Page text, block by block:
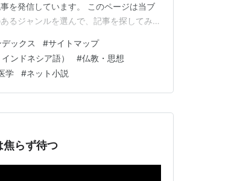
を発信しています。 このページは当ブ
るジャンルを選んで、記事を探してみて
メ 🗣️ 大人の語学学習 🪷 仏教・思想・
ックス #サイトマップ
ンドネシア語） #仏教・思想
学 #ネット小説
らず待つ